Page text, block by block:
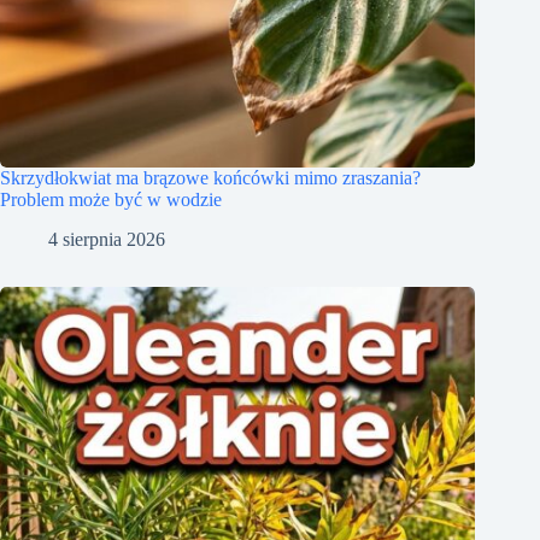
Skrzydłokwiat ma brązowe końcówki mimo zraszania?
Problem może być w wodzie
4 sierpnia 2026